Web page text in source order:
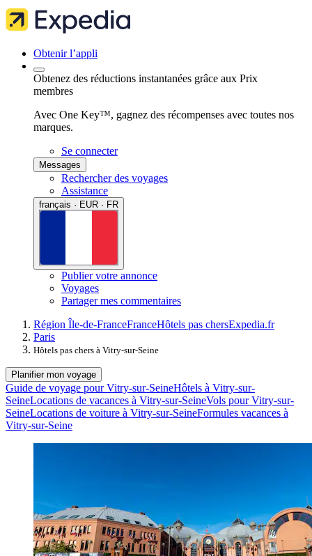
Obtenir l’appli
Obtenez des réductions instantanées grâce aux Prix
membres
Avec One Key™, gagnez des récompenses avec toutes nos
marques.
Se connecter
Messages
Rechercher des voyages
Assistance
français · EUR · FR
Publier votre annonce
Voyages
Partager mes commentaires
Région Île-de-FranceFranceHôtels pas chersExpedia.fr
Paris
Hôtels pas chers à Vitry-sur-Seine
Planifier mon voyage
Guide de voyage pour Vitry-sur-SeineHôtels à Vitry-sur-
SeineLocations de vacances à Vitry-sur-SeineVols pour Vitry-sur-
SeineLocations de voiture à Vitry-sur-SeineFormules vacances à
Vitry-sur-Seine